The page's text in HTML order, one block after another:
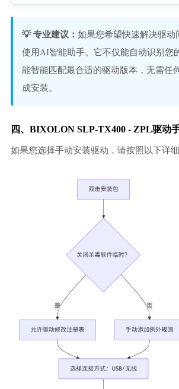
💡 专业建议： 如果您希望快速解决驱动
使用AI智能助手。它不仅能自动识别您
能智能匹配最合适的驱动版本，无需任
成安装。
四、BIXOLON SLP-TX400 - ZPL驱动
如果您选择手动安装驱动，请按照以下详